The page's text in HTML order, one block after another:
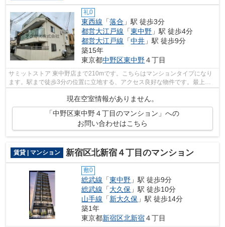
礼0
東西線 「落合 」駅 徒歩3分
都営大江戸線 「東中野 」駅 徒歩4分
都営大江戸線 「中井 」駅 徒歩9分
築15年
東京都中野区東中野４丁目
サミットストア 東中野店まで210mです。こちらはマンションタイプになり
ます。駅まで徒歩3分の位置に立地する、アクセス良好な物件です。最上階
の物件です。当社スタッフが中野区地域...
現在空室情報がありません。
「中野区東中野４丁目のマンション」への
お問い合わせはこちら
賃貸 | マンション 新宿区北新宿４丁目のマンション
敷0
総武線 「東中野 」駅 徒歩9分
総武線 「大久保 」駅 徒歩10分
山手線 「新大久保 」駅 徒歩14分
築1年
東京都新宿区北新宿４丁目